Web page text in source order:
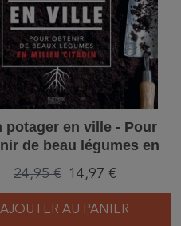
potager en ville - Pour
de beau légumes en
24,95 € 14,97 €
AJOUTER AU PANIER